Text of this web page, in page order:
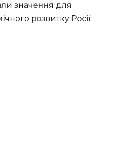
значення для
розвитку Росії.